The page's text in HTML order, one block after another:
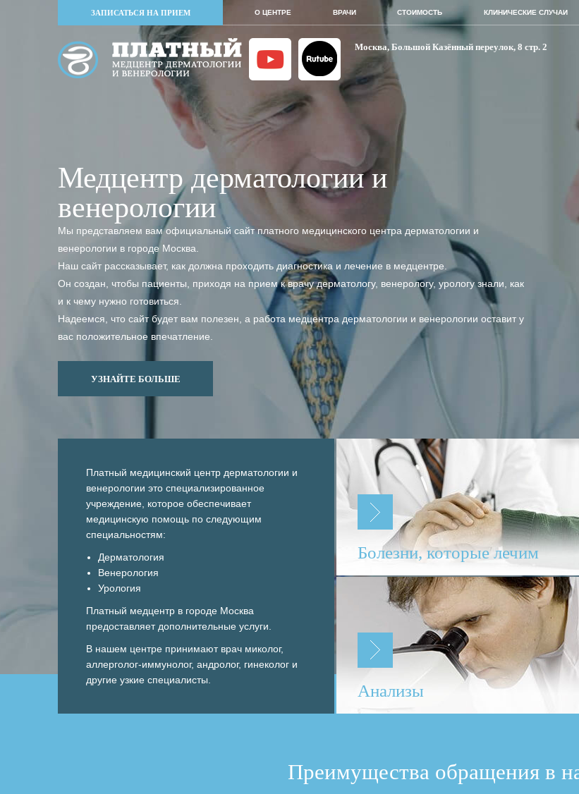
ЗАПИСАТЬСЯ НА ПРИЕМ О ЦЕНТРЕ ВРАЧИ СТОИМОСТЬ КЛИНИЧЕСКИЕ СЛУЧАИ
Москва, Большой Казённый переулок, 8 стр. 2
Медцентр дерматологии и
венерологии
Мы представляем вам официальный сайт платного медицинского центра дерматологии и
венерологии в городе Москва.
Наш сайт рассказывает, как должна проходить диагностика и лечение в медцентре.
Он создан, чтобы пациенты, приходя на прием к врачу дерматологу, венерологу, урологу знали, как
и к чему нужно готовиться.
Надеемся, что сайт будет вам полезен, а работа медцентра дерматологии и венерологии оставит у
вас положительное впечатление.
УЗНАЙТЕ БОЛЬШЕ
Платный медицинский центр дерматологии и
венерологии это специализированное
учреждение, которое обеспечивает
медицинскую помощь по следующим
специальностям:
Дерматология
Венерология
Урология
Платный медцентр в городе Москва
предоставляет дополнительные услуги.
В нашем центре принимают врач миколог,
аллерголог-иммунолог, андролог, гинеколог и
другие узкие специалисты.
Болезни, которые лечим
Анализы
Преимущества обращения в